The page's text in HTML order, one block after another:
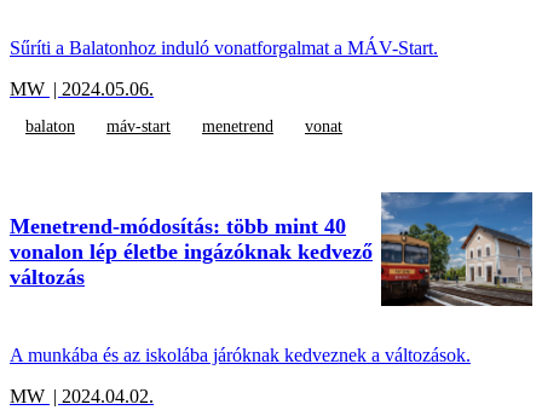
Sűríti a Balatonhoz induló vonatforgalmat a MÁV-Start.
MW | 2024.05.06.
balaton máv-start menetrend vonat
Menetrend-módosítás: több mint 40
vonalon lép életbe ingázóknak kedvező
változás
A munkába és az iskolába járóknak kedveznek a változások.
MW | 2024.04.02.